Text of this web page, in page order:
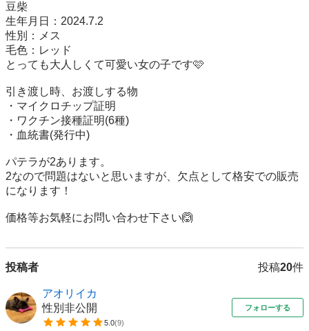
豆柴
生年月日：2024.7.2
性別：メス
毛色：レッド
とっても大人しくて可愛い女の子です🩷
引き渡し時、お渡しする物
・マイクロチップ証明
・ワクチン接種証明(6種)
・血統書(発行中)
パテラが2あります。
2なので問題はないと思いますが、欠点として格安での販売
になります！
価格等お気軽にお問い合わせ下さい🙆
投稿者 投稿20件
アオリイカ
性別非公開
5.0(9)
フォローする